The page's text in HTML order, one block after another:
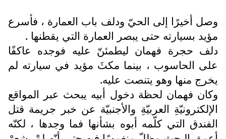
وصل أخيرًا إلى الحيّ ودلف باب العمارة ، فأسرع
مؤيد بسيارته حتى يبصر العمارة التي يقطنها .
دلف حجرة فهمان ليطمئنّ عليه فوجده عاكفًا
على الحاسوب ، بينما مكثَ مؤيد في سيارته لم
يخرج منها وهو يتنصت عليه.
وكان فهمان لحظة دخول أبيه يبحث عبر المواقع
الإلكترونيّةِ العربيّةِ والأجنبيّة عن خبر جريمة قتل
الفندق التي كلّمه أبوه بشأنها فما وجدها ، لكنّه